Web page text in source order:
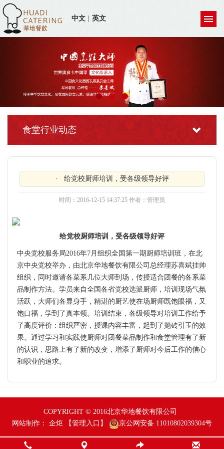
中文 英文
食堂行业动态
· 给党校厨师培训，受各级领导好评
时间：2016-12-15 14:37:25 作者：管理员
给党校厨师培训，受各级领导好评
中央党校服务局2016年7月组织全国第一期厨师培训班，在北
京中央党校举办，由北京华地餐饮有限公司总经理苏喜斌挂帅
组织，同时邀请各菜系几位大师到场，传授适合团餐的各系菜
品制作方法。学员来自全国各省党校选派厨师，培训现场气氛
活跃，大师们各显身手，精湛的厨艺使在场厨师既饱眼福，又
饱口福，学到了真本领。培训结束，各级领导对培训工作给予
了高度评价：组织严密，授课内容丰富，起到了抛砖引玉的效
果。通过学习和实践使厨师对团餐菜品制作和食堂管理有了新
的认识，思路上有了新的改变，增添了厨师对今后工作的信心
和职业的追求。
COPYRIGHT © 2016北京华地餐饮有限公司
网站制作： 企炬 【管理入口】 京公网安备 11010802039304号